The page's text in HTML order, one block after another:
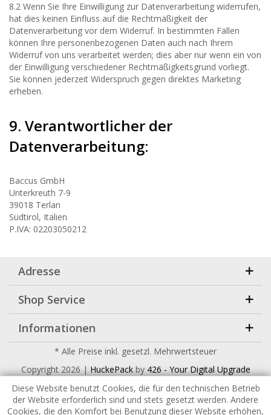
8.2 Wenn Sie Ihre Einwilligung zur Datenverarbeitung widerrufen,
hat dies keinen Einfluss auf die Rechtmäßigkeit der
Datenverarbeitung vor dem Widerruf. In bestimmten Fällen
können Ihre personenbezogenen Daten auch nach Ihrem
Widerruf von uns verarbeitet werden; dies aber nur wenn ein von
der Einwilligung verschiedener Rechtmäßigkeitsgrund vorliegt.
Sie können jederzeit Widerspruch gegen direktes Marketing
erheben.
9. Verantwortlicher der
Datenverarbeitung:
Baccus GmbH
Unterkreuth 7-9
39018 Terlan
Südtirol, Italien
P.IVA: 02203050212
Adresse
Shop Service
Informationen
* Alle Preise inkl. gesetzl. Mehrwertsteuer
Copyright2026 |HuckePackby426 - Your Digital Upgrade
Diese Website benutzt Cookies, die für den technischen Betrieb
der Website erforderlich sind und stets gesetzt werden. Andere
Cookies, die den Komfort bei Benutzung dieser Website erhöhen,